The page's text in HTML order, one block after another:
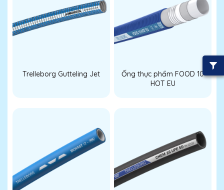
Trelleborg Gutteling Jet
Ống thực phẩm FOOD 10
HOT EU